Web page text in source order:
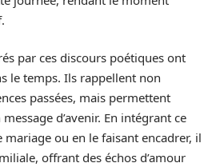
par ces discours poétiques ont
le temps. Ils rappellent non
passées, mais permettent
d’avenir. En intégrant ce
ou en le faisant encadrer, il
offrant des échos d’amour